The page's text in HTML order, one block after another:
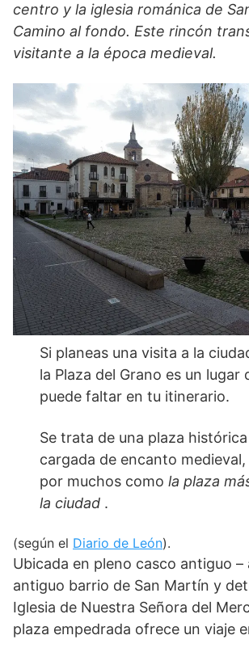
centro y la iglesia románica de
Camino al fondo. Este rincón
visitante a la época medieval.
Si planeas una visita a la
la Plaza del Grano es un lugar
puede faltar en tu itinerario.
Se trata de una plaza
cargada de encanto
por muchos comola plaza
la ciudad .
(según el Diario de León).
Ubicada en pleno casco antiguo –
antiguo barrio de San Martín y
Iglesia de Nuestra Señora del
plaza empedrada ofrece un viaje